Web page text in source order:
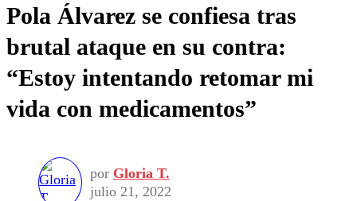
Pola Álvarez se confiesa tras
brutal ataque en su contra:
“Estoy intentando retomar mi
vida con medicamentos”
por Gloria T.
julio 21, 2022